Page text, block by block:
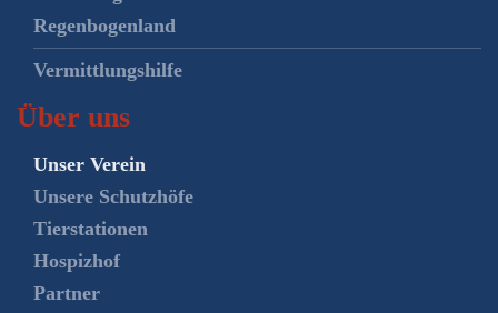
Regenbogenland
Vermittlungshilfe
Über uns
Unser Verein
Unsere Schutzhöfe
Tierstationen
Hospizhof
Partner